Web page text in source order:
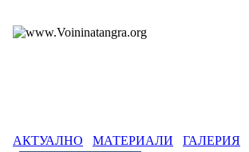
АКТУАЛНО МАТЕРИАЛИ ГАЛЕРИЯ